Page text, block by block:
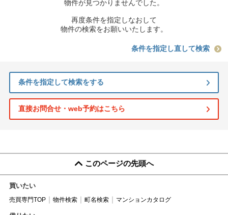
物件が見つかりませんでした。
再度条件を指定しなおして
物件の検索をお願いいたします。
条件を指定し直して検索
条件を指定して検索をする
直接お問合せ・web予約はこちら
このページの先頭へ
買いたい
売買専門TOP 物件検索 町名検索 マンションカタログ